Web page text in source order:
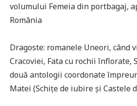
volumului Femeia din portbagaj,
România
Dragoste: romanele Uneori, când
Cracoviei, Fata cu rochii înflorate,
două antologii coordonate
Matei (Schițe de iubire și Castele